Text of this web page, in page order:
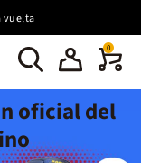
vuelta
0
oficial del